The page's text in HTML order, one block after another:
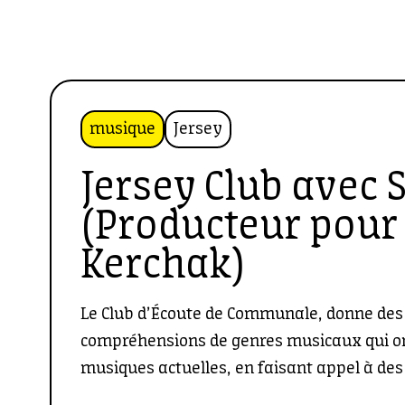
musique Jersey
Jersey Club avec
(Producteur pour
Kerchak)
Le Club d’Écoute de Communale, donne
compréhensions de genres musicaux qui
musiques actuelles, en faisant appel à